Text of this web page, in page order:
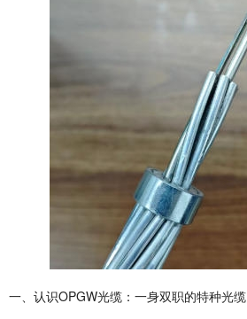
一、认识OPGW光缆：一身双职的特种光缆